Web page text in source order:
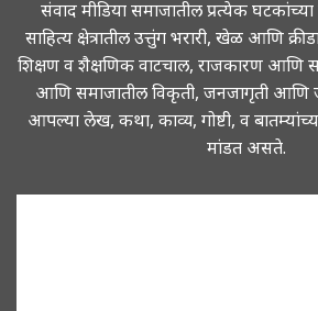
संवाद मीडिया समाजातील प्रत्येक
साहित्य क्षेत्रातील उत्तुंग भरारी, खेळ आणि
शिक्षण व शैक्षणिक वाटचाल, राजकारण आणि
आणि समाजातील विकृती, जनजागृती आणि
आपल्या लेख, कथा, काव्य, गोष्टी, व
मांडत असते.